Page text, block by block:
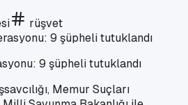
rüşvet
9 şüpheli tutuklandı
Memur Suçları